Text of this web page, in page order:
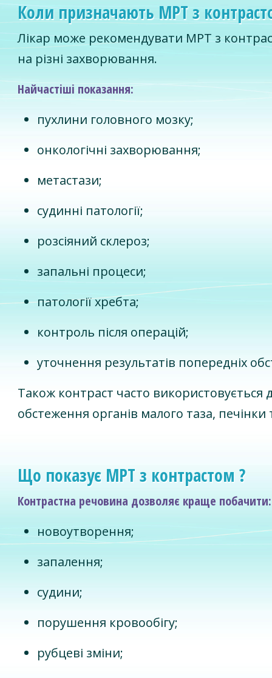
Коли призначають МРТ з
Лікар може рекомендувати МРТ з
на різні захворювання.
Найчастіші показання:
пухлини головного мозку;
онкологічні захворювання;
метастази;
судинні патології;
розсіяний склероз;
запальні процеси;
патології хребта;
контроль після операцій;
уточнення результатів попередніх
Також контраст часто використовується
обстеження органів малого таза, печінки
Що показує МРТ з контрастом ?
Контрастна речовина дозволяє краще побачити:
новоутворення;
запалення;
судини;
порушення кровообігу;
рубцеві зміни;